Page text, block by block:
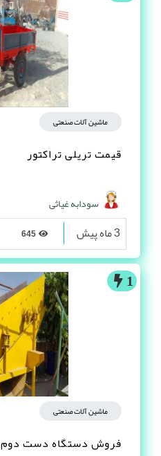
ماشین آلات صنعتی
قیمت تریلی تراکتور
سودابه غیاثی
3 ماه پیش
1
ماشین آلات صنعتی
فروش دستگاه دست دوم